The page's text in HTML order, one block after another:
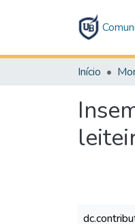
Início